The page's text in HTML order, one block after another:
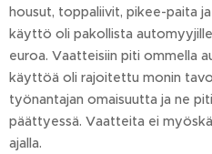
housut, toppaliivit, pikee-paita
käyttö oli pakollista
euroa. Vaatteisiin piti ommella
käyttöä oli rajoitettu monin
työnantajan omaisuutta ja ne
päättyessä. Vaatteita ei
ajalla.